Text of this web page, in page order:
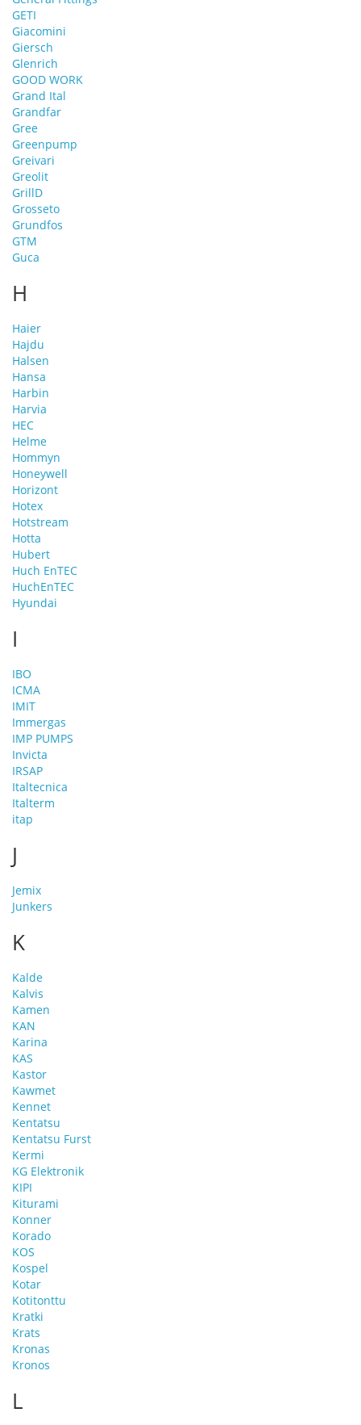
GETI
Giacomini
Giersch
Glenrich
GOOD WORK
Grand Ital
Grandfar
Gree
Greenpump
Greivari
Greolit
GrillD
Grosseto
Grundfos
GTM
Guca
H
Haier
Hajdu
Halsen
Hansa
Harbin
Harvia
HEC
Helme
Hommyn
Honeywell
Horizont
Hotex
Hotstream
Hotta
Hubert
Huch EnTEC
HuchEnTEC
Hyundai
I
IBO
ICMA
IMIT
Immergas
IMP PUMPS
Invicta
IRSAP
Italtecnica
Italterm
itap
J
Jemix
Junkers
K
Kalde
Kalvis
Kamen
KAN
Karina
KAS
Kastor
Kawmet
Kennet
Kentatsu
Kentatsu Furst
Kermi
KG Elektronik
KIPI
Kiturami
Konner
Korado
KOS
Kospel
Kotar
Kotitonttu
Kratki
Krats
Kronas
Kronos
L